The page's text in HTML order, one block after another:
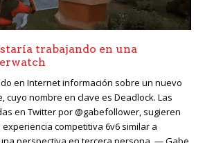
trabajando en una
en Internet información sobre un nuevo
cuyo nombre en clave es Deadlock. Las
en Twitter por @gabefollower, sugieren
competitiva 6v6 similar a